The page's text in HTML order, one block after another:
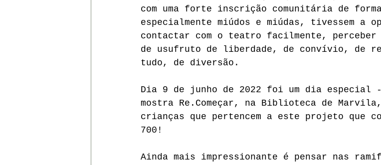
com uma forte inscrição comunitária de
especialmente miúdos e miúdas, tivessem a
contactar com o teatro facilmente, perceber
de usufruto de liberdade, de convívio, de
tudo, de diversão.
Dia 9 de junho de 2022 foi um dia especial
mostra Re.Começar, na Biblioteca de
crianças que pertencem a este projeto que
700!
Ainda mais impressionante é pensar nas